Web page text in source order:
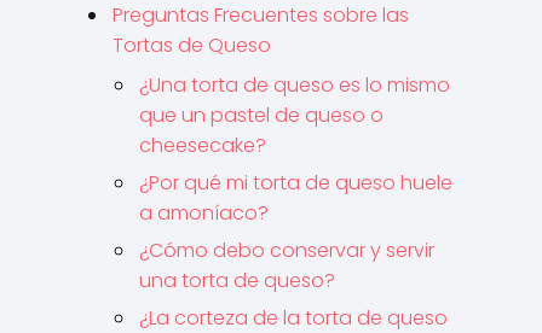
Preguntas Frecuentes sobre las
Tortas de Queso
¿Una torta de queso es lo mismo
que un pastel de queso o
cheesecake?
¿Por qué mi torta de queso huele
a amoníaco?
¿Cómo debo conservar y servir
una torta de queso?
¿La corteza de la torta de queso